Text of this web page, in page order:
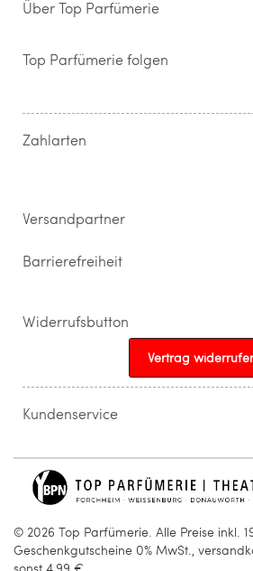
Über Top Parfümerie
Storefinder
Kontakt
Widerrufsrecht & Rückgabebedingungen
Top Parfümerie folgen
Zahlarten
Versandpartner
Barrierefreiheit
Widerrufsbutton
Vertrag
Kundenservice
info@topparfuemerie.de
© 2026 Top Parfümerie. Alle Preise inkl.
Geschenkgutscheine 0% MwSt.,